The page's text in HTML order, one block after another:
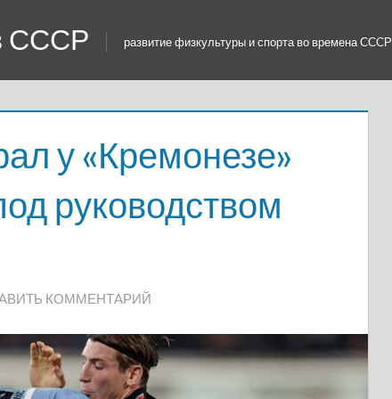
СССР развитие физкультуры и спорта во времена СССР
у «Кремонезе»
руководством
КОММЕНТАРИЙ